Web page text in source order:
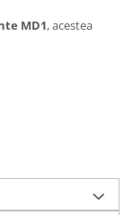
MD1, acestea